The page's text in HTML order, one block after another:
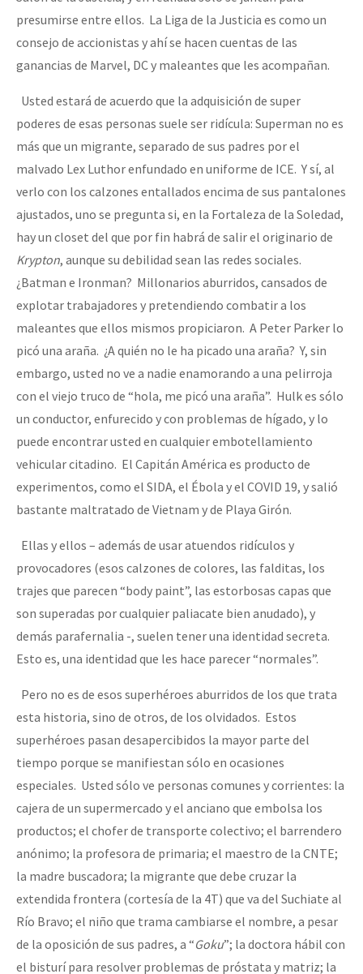
presumirse entre ellos. La Liga de la Justicia es como un
consejo de accionistas y ahí se hacen cuentas de las
ganancias de Marvel, DC y maleantes que les acompañan.
Usted estará de acuerdo que la adquisición de super
poderes de esas personas suele ser ridícula: Superman no es
más que un migrante, separado de sus padres por el
malvado Lex Luthor enfundado en uniforme de ICE. Y sí, al
verlo con los calzones entallados encima de sus pantalones
ajustados, uno se pregunta si, en la Fortaleza de la Soledad,
hay un closet del que por fin habrá de salir el originario de
Krypton, aunque su debilidad sean las redes sociales.
¿Batman e Ironman? Millonarios aburridos, cansados de
explotar trabajadores y pretendiendo combatir a los
maleantes que ellos mismos propiciaron. A Peter Parker lo
picó una araña. ¿A quién no le ha picado una araña? Y, sin
embargo, usted no ve a nadie enamorando a una pelirroja
con el viejo truco de “hola, me picó una araña”. Hulk es sólo
un conductor, enfurecido y con problemas de hígado, y lo
puede encontrar usted en cualquier embotellamiento
vehicular citadino. El Capitán América es producto de
experimentos, como el SIDA, el Ébola y el COVID 19, y salió
bastante maltratado de Vietnam y de Playa Girón.
Ellas y ellos – además de usar atuendos ridículos y
provocadores (esos calzones de colores, las falditas, los
trajes que parecen “body paint”, las estorbosas capas que
son superadas por cualquier paliacate bien anudado), y
demás parafernalia -, suelen tener una identidad secreta.
Esto es, una identidad que les hace parecer “normales”.
Pero no es de esos superhéroes aburridos de los que trata
esta historia, sino de otros, de los olvidados. Estos
superhéroes pasan desapercibidos la mayor parte del
tiempo porque se manifiestan sólo en ocasiones
especiales. Usted sólo ve personas comunes y corrientes: la
cajera de un supermercado y el anciano que embolsa los
productos; el chofer de transporte colectivo; el barrendero
anónimo; la profesora de primaria; el maestro de la CNTE;
la madre buscadora; la migrante que debe cruzar la
extendida frontera (cortesía de la 4T) que va del Suchiate al
Río Bravo; el niño que trama cambiarse el nombre, a pesar
de la oposición de sus padres, a “Goku”; la doctora hábil con
el bisturí para resolver problemas de próstata y matriz; la